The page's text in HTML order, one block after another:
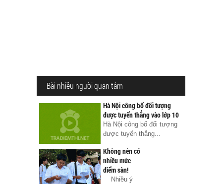
Bài nhiều người quan tâm
Hà Nội công bố đối tượng
được tuyển thẳng vào lớp 10
Hà Nội công bố đối tượng
được tuyển thẳng...
Không nên có
nhiều mức
điểm sàn!
Nhiều ý